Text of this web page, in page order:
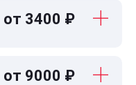
от 3400 ₽
от 9000 ₽